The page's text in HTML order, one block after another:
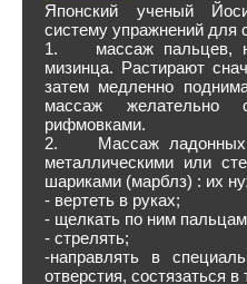
Японский ученый
систему упражнений для
1. массаж пальцев,
мизинца. Растирают
затем медленно
массаж желательно
рифмовками.
2. Массаж ладонных
металлическими или
шариками (марблз) : их
- вертеть в руках;
- щелкать по ним
- стрелять;
-направлять в
отверстия, состязаться